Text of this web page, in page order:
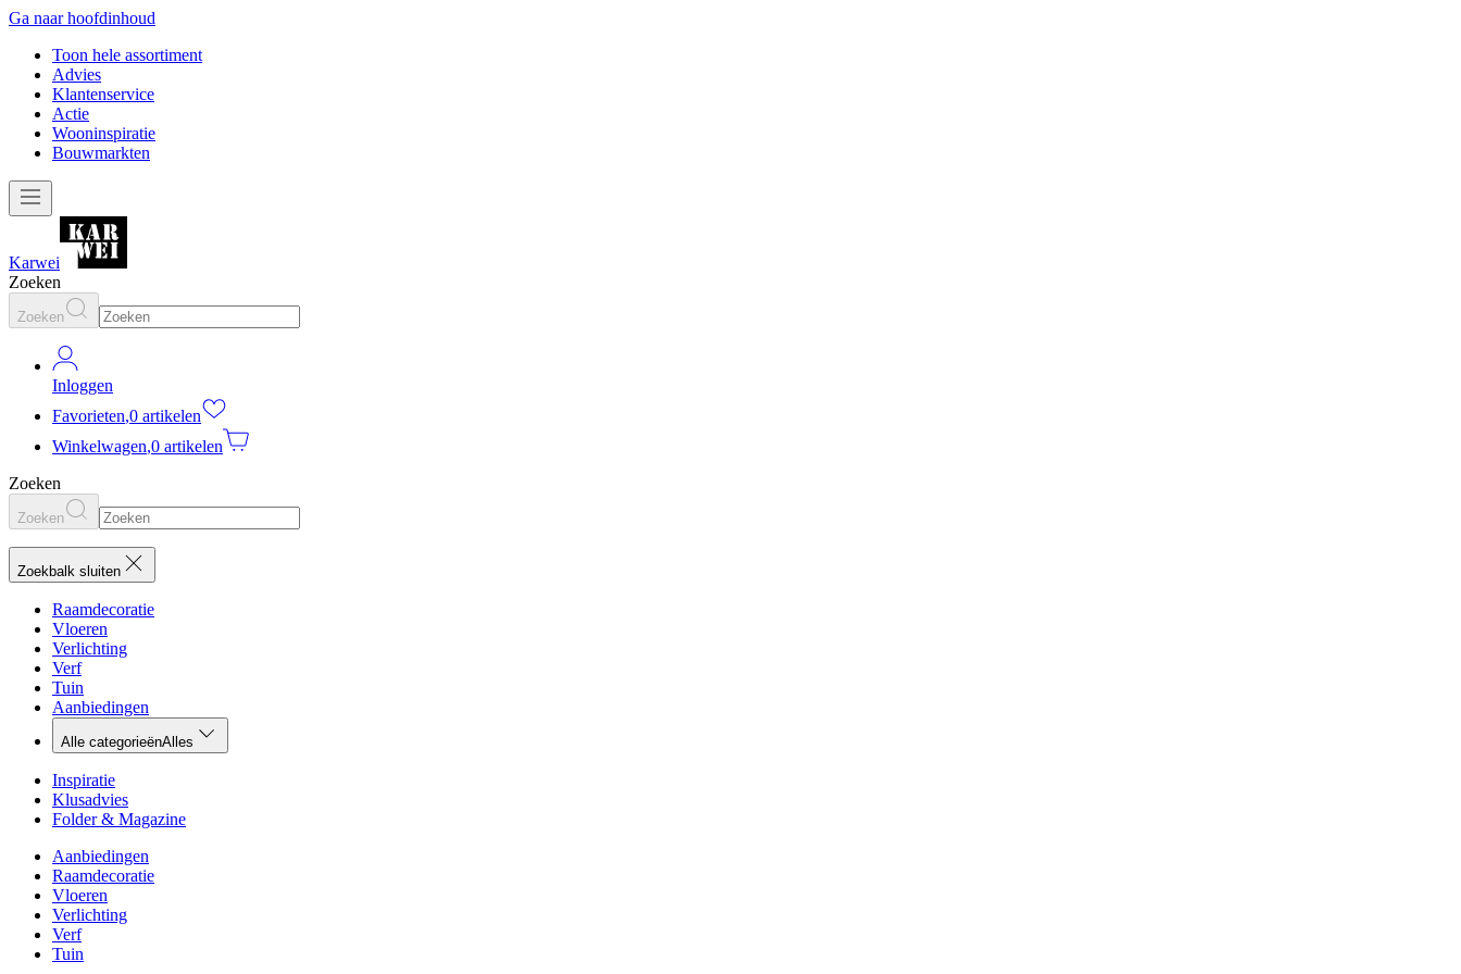
Ga naar hoofdinhoud
Toon hele assortiment
Advies
Klantenservice
Actie
Wooninspiratie
Bouwmarkten
Karwei
Zoeken
Zoeken
Inloggen
Favorieten,0 artikelen
Winkelwagen,0 artikelen
Zoeken
Zoeken
Zoekbalk sluiten
Raamdecoratie
Vloeren
Verlichting
Verf
Tuin
Aanbiedingen
Alle categorieënAlles
Inspiratie
Klusadvies
Folder & Magazine
Aanbiedingen
Raamdecoratie
Vloeren
Verlichting
Verf
Tuin